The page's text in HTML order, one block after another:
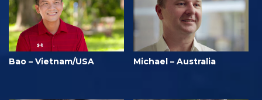
Bao – Vietnam/USA Michael – Australia